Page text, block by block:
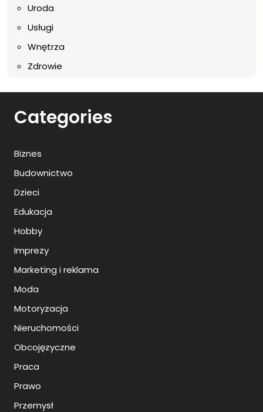
Uroda
Usługi
Wnętrza
Zdrowie
Categories
Biznes
Budownictwo
Dzieci
Edukacja
Hobby
Imprezy
Marketing i reklama
Moda
Motoryzacja
Nieruchomości
Obcojęzyczne
Praca
Prawo
Przemysł